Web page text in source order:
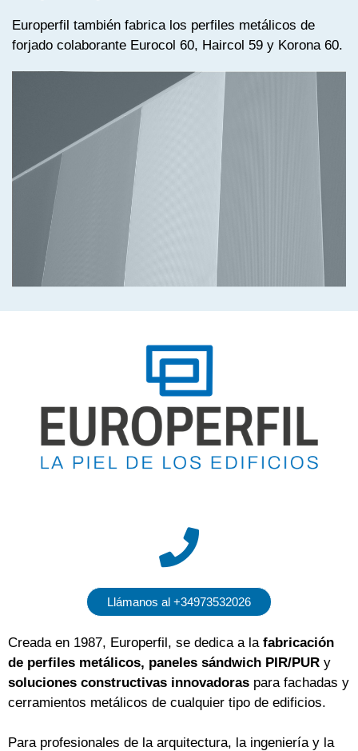
Europerfil también fabrica los perfiles metálicos de
forjado colaborante Eurocol 60, Haircol 59 y Korona 60.
Llámanos al +34973532026
Creada en 1987, Europerfil, se dedica a la fabricación
de perfiles metálicos, paneles sándwich PIR/PUR y
soluciones constructivas innovadoras para fachadas y
cerramientos metálicos de cualquier tipo de edificios.
Para profesionales de la arquitectura, la ingeniería y la